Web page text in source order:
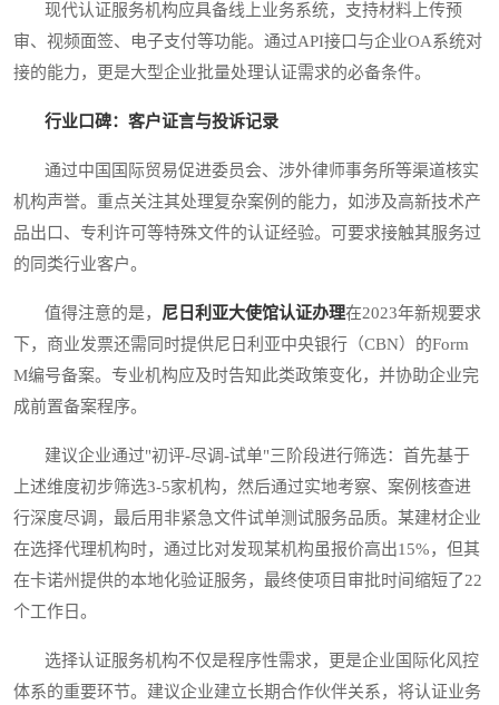
现代认证服务机构应具备线上业务系统，支持材料上传预
审、视频面签、电子支付等功能。通过API接口与企业OA系统对
接的能力，更是大型企业批量处理认证需求的必备条件。
行业口碑：客户证言与投诉记录
通过中国国际贸易促进委员会、涉外律师事务所等渠道核实
机构声誉。重点关注其处理复杂案例的能力，如涉及高新技术产
品出口、专利许可等特殊文件的认证经验。可要求接触其服务过
的同类行业客户。
值得注意的是， 尼日利亚大使馆认证办理在2023年新规要求
下，商业发票还需同时提供尼日利亚中央银行（CBN）的Form
M编号备案。专业机构应及时告知此类政策变化，并协助企业完
成前置备案程序。
建议企业通过"初评-尽调-试单"三阶段进行筛选：首先基于
上述维度初步筛选3-5家机构，然后通过实地考察、案例核查进
行深度尽调，最后用非紧急文件试单测试服务品质。某建材企业
在选择代理机构时，通过比对发现某机构虽报价高出15%，但其
在卡诺州提供的本地化验证服务，最终使项目审批时间缩短了22
个工作日。
选择认证服务机构不仅是程序性需求，更是企业国际化风控
体系的重要环节。建议企业建立长期合作伙伴关系，将认证业务